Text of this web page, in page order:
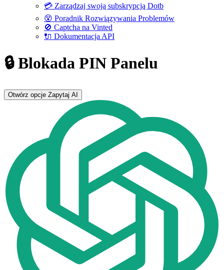
💳 Zarządzaj swoją subskrypcją Dotb
😵 Poradnik Rozwiązywania Problemów
🚫 Captcha na Vinted
🔌 Dokumentacja API
🔒 Blokada PIN Panelu
Otwórz opcje Zapytaj AI